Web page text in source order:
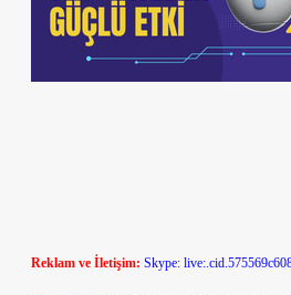
Reklam ve İletişim: Skype: